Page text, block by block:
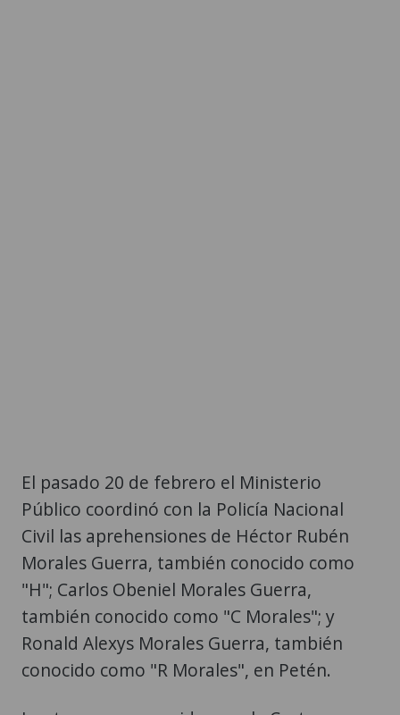
El pasado 20 de febrero el Ministerio
Público coordinó con la Policía Nacional
Civil las aprehensiones de Héctor Rubén
Morales Guerra, también conocido como
"H"; Carlos Obeniel Morales Guerra,
también conocido como "C Morales"; y
Ronald Alexys Morales Guerra, también
conocido como "R Morales", en Petén.